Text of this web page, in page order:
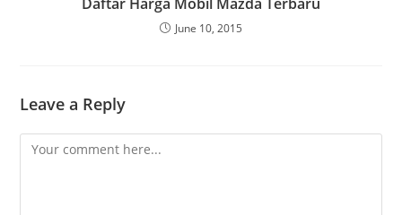
June 10, 2015
Leave a Reply
Comment